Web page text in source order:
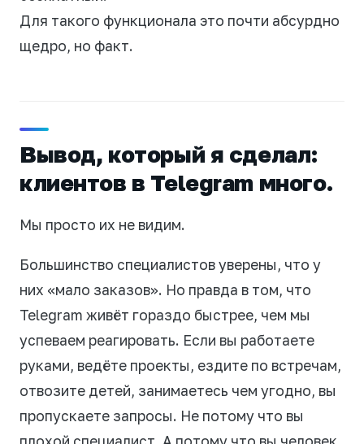
Для такого функционала это почти абсурдно
щедро, но факт.
Вывод, который я сделал:
клиентов в Telegram много.
Мы просто их не видим.
Большинство специалистов уверены, что у
них «мало заказов». Но правда в том, что
Telegram живёт гораздо быстрее, чем мы
успеваем реагировать. Если вы работаете
руками, ведёте проекты, ездите по встречам,
отвозите детей, занимаетесь чем угодно, вы
пропускаете запросы. Не потому что вы